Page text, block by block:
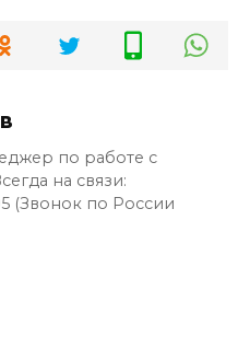
по работе с
на связи:
(Звонок по России